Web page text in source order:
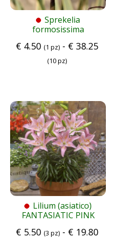
Sprekelia
formosissima
€4.50 (1 pz)- €38.25
(10 pz)
Lilium (asiatico)
FANTASIATIC PINK
€5.50 (3 pz)- €19.80